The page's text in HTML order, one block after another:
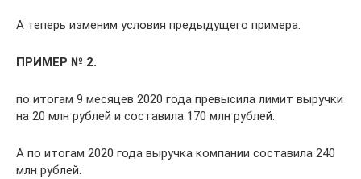
А теперь изменим условия предыдущего примера.
ПРИМЕР № 2.
по итогам 9 месяцев 2020 года превысила лимит выручки
на 20 млн рублей и составила 170 млн рублей.
А по итогам 2020 года выручка компании составила 240
млн рублей.